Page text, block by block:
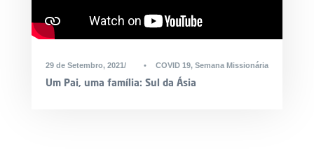
29 de Setembro, 2021 • COVID 19, Semana Missionária
Um Pai, uma família: Sul da Ásia